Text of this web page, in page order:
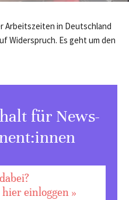
Arbeitszeiten in Deutschland
Widerspruch. Es geht um den
für News-
einloggen »